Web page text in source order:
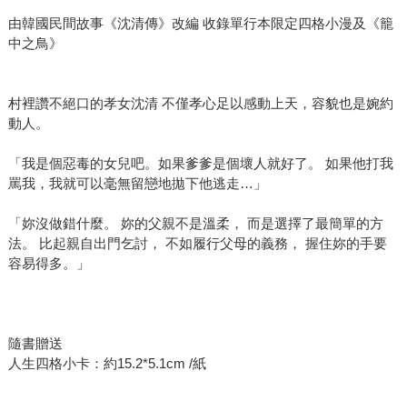
由韓國民間故事《沈清傳》改編 收錄單行本限定四格小漫及《籠
中之鳥》
村裡讚不絕口的孝女沈清 不僅孝心足以感動上天，容貌也是婉約
動人。
「我是個惡毒的女兒吧。如果爹爹是個壞人就好了。 如果他打我
罵我，我就可以毫無留戀地拋下他逃走…」
「妳沒做錯什麼。 妳的父親不是溫柔， 而是選擇了最簡單的方
法。 比起親自出門乞討， 不如履行父母的義務， 握住妳的手要
容易得多。」
隨書贈送
人生四格小卡：約15.2*5.1cm /紙